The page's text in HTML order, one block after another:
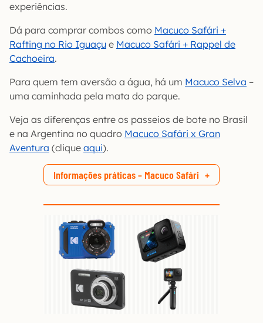
experiências.
Dá para comprar combos como Macuco Safári +
Rafting no Rio Iguaçu e Macuco Safári + Rappel de
Cachoeira.
Para quem tem aversão a água, há um Macuco Selva –
uma caminhada pela mata do parque.
Veja as diferenças entre os passeios de bote no Brasil
e na Argentina no quadro Macuco Safári x Gran
Aventura (clique aqui).
Informações práticas – Macuco Safári